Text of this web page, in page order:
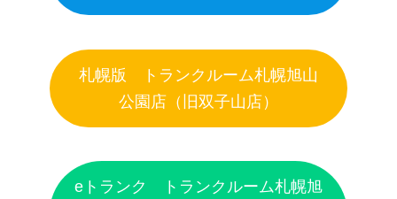
札幌版 トランクルーム札幌旭山
公園店（旧双子山店）
eトランク トランクルーム札幌旭